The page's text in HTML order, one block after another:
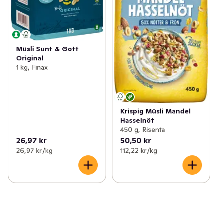
Müsli Sunt & Gott
Original
1 kg, Finax
26,97 kr
26,97 kr /kg
Krispig Müsli Mandel
Hasselnöt
450 g, Risenta
50,50 kr
112,22 kr /kg